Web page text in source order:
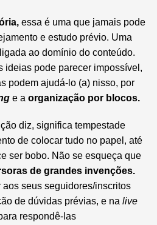
essa é uma que jamais pode
e estudo prévio. Uma
ao domínio do conteúdo.
ideias pode parecer impossível,
podem ajudá-lo (a) nisso, por
e aorganização por blocos.
diz, significa tempestade
de colocar tudo no papel, até
ser bobo. Não se esqueça que
de grandes invenções.
seus seguidores/inscritos
de dúvidas prévias, e na live
respondê-las